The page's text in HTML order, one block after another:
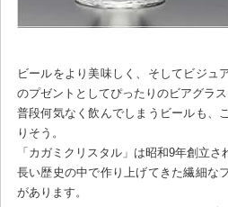
ビールをより美味しく、そしてビジュ
のプゼントとしてぴったりのビアグラス
普段何気なく飲んでしまうビールも、
りそう。
「カガミクリスタル」は昭和9年創立さ
長い歴史の中で作り上げてきた繊細な
があります。